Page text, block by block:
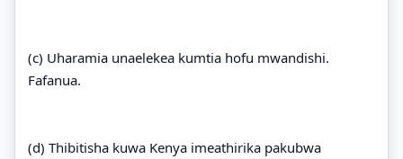
(c) Uharamia unaelekea kumtia hofu mwandishi.
Fafanua.
(d) Thibitisha kuwa Kenya imeathirika pakubwa